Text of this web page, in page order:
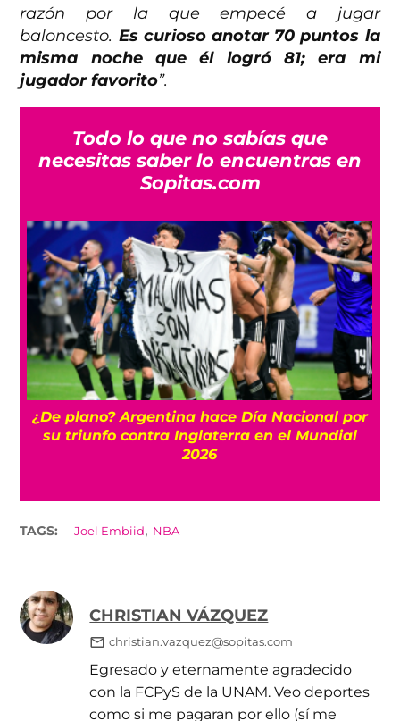
razón por la que empecé a jugar
baloncesto. Es curioso anotar 70 puntos la
misma noche que él logró 81; era mi
jugador favorito”.
Todo lo que no sabías que
necesitas saber lo encuentras en
Sopitas.com
Nos vamos al Mundial y queremos Juegos
Olímpicos: ¿Dónde ver el México vs Canadá
Sub 20?
TAGS: Joel Embiid, NBA
CHRISTIAN VÁZQUEZ
christian.vazquez@sopitas.com
Egresado y eternamente agradecido
con la FCPyS de la UNAM. Veo deportes
como si me pagaran por ello (sí me